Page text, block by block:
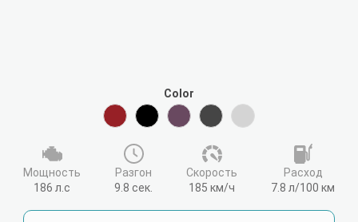
Мощность
186 л.с
Разгон
9.8 сек.
Cкорость
185 км/ч
Расход
7.8 л/100 км
Color